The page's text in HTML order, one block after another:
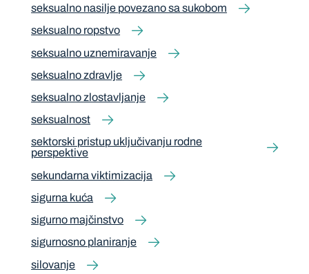
seksualno nasilje povezano sa sukobom
seksualno ropstvo
seksualno uznemiravanje
seksualno zdravlje
seksualno zlostavljanje
seksualnost
sektorski pristup uključivanju rodne
perspektive
sekundarna viktimizacija
sigurna kuća
sigurno majčinstvo
sigurnosno planiranje
silovanje